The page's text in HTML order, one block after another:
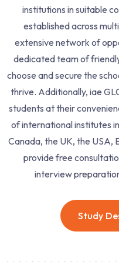
institutions in suitable
established across
extensive network of
dedicated team of
choose and secure the
thrive. Additionally, iae
students at their
of international institutes
Canada, the UK, the USA,
provide free
interview
Study